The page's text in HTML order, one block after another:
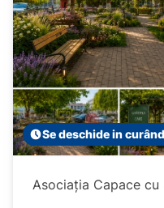
Se deschide in curând
Asociația Capace cu